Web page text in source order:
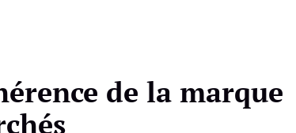
de la marque